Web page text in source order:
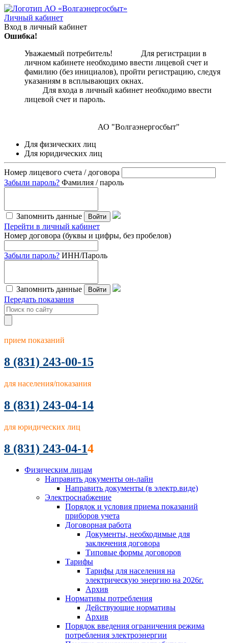
Личный кабинет
Вход в личный кабинет
Ошибка!
Уважаемый потребитель! Для регистрации в
личном кабинете необходимо ввести лицевой счет и
фамилию (без инициалов), пройти регистрацию, следуя
указаниям в всплывающих окнах.
Для входа в личный кабинет необходимо ввести
лицевой счет и пароль.
АО "Волгаэнергосбыт"
Для физических лиц
Для юридических лиц
Номер лицевого счета / договора
Забыли пароль? Фамилия / пароль
Запомнить данные Войти
Перейти в личный кабинет
Номер договора (буквы и цифры, без пробелов)
Забыли пароль? ИНН/Пароль
Запомнить данные Войти
Передать показания
прием показаний
8 (831) 243-00-15
для населения/показания
8 (831) 243-04-14
для юридических лиц
8 (831) 243-04-14
Физическим лицам
Направить документы он-лайн
Направить документы (в электр.виде)
Электроснабжение
Порядок и условия приема показаний
приборов учета
Договорная работа
Документы, необходимые для
заключения договора
Типовые формы договоров
Тарифы
Тарифы для населения на
электрическую энергию на 2026г.
Архив
Нормативы потребления
Действующие нормативы
Архив
Порядок введения ограничения режима
потребления электроэнергии